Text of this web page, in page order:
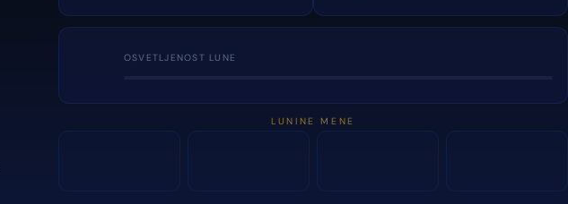
OSVETLJENOST LUNE
LUNINE MENE